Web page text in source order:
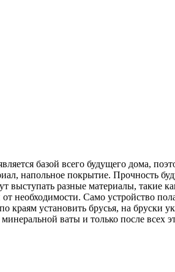
базой всего будущего дома,
напольное покрытие. Прочность
выступать разные материалы, такие
необходимости. Само устройство
краям установить брусья, на
ваты и только после всех